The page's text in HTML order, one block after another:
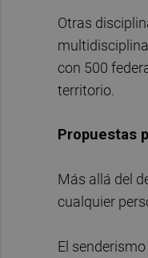
Otras
con 500
territorio.
Propuestas
Más allá del
cualquier
El